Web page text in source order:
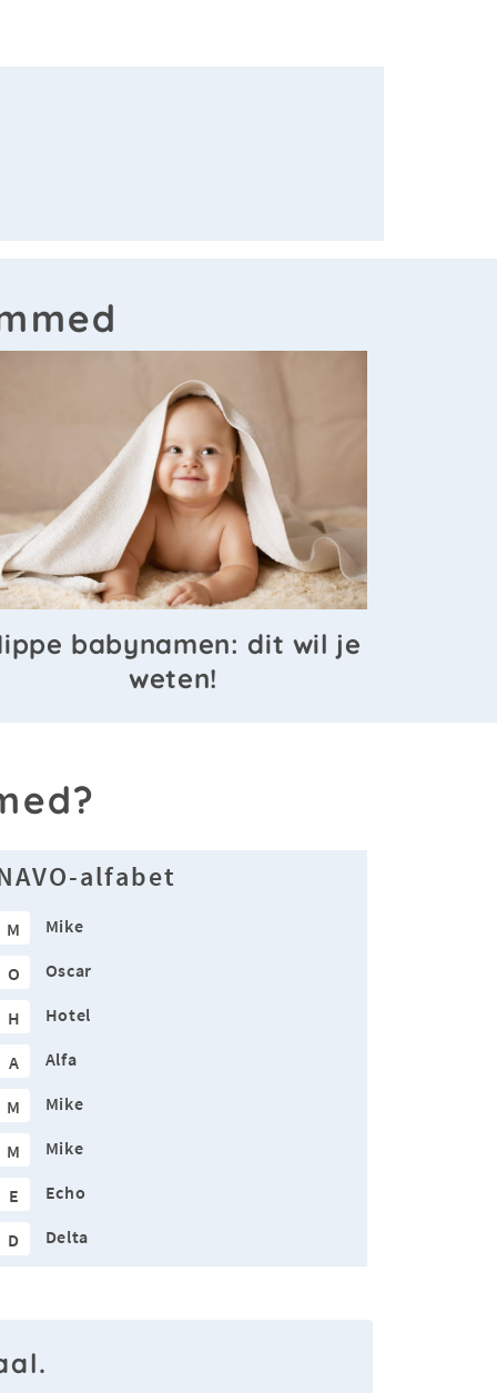
babynamen: dit wil je
weten!
alfabet
M Mike
O Oscar
H Hotel
A Alfa
M Mike
M Mike
E Echo
D Delta